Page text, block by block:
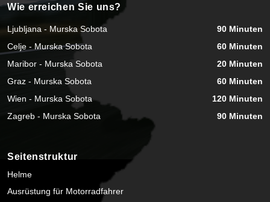
Wie erreichen Sie uns?
Ljubljana - Murska Sobota
90 Minuten
Celje - Murska Sobota
60 Minuten
Maribor - Murska Sobota
20 Minuten
Graz - Murska Sobota
60 Minuten
Wien - Murska Sobota
120 Minuten
Zagreb - Murska Sobota
90 Minuten
Seitenstruktur
Helme
Ausrüstung für Motorradfahrer